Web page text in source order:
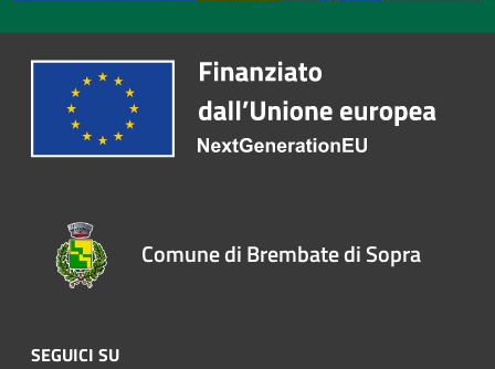
Comune di Brembate di Sopra
SEGUICI SU